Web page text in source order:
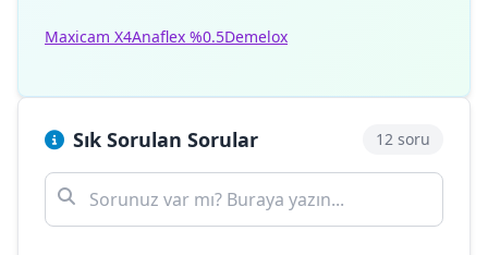
Maxicam X4Anaflex %0.5Demelox
Sık Sorulan Sorular 12 soru